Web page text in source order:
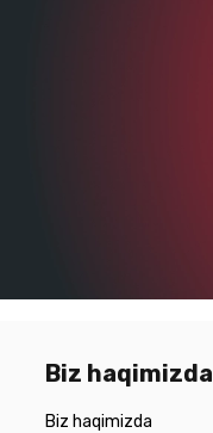
Biz haqimizda
Biz haqimizda